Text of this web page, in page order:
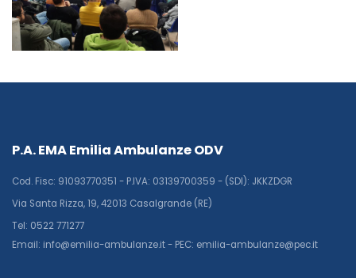
P.A. EMA Emilia Ambulanze ODV
Cod. Fisc: 91093770351 - P.IVA: 03139700359 - (SDI): JKKZDGR
Via Santa Rizza, 19, 42013 Casalgrande (RE)
Tel: 0522 771277
Email: info@emilia-ambulanze.it - PEC: emilia-ambulanze@pec.it